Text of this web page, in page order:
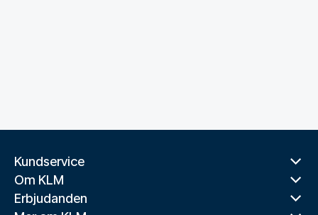
Kundservice
Om KLM
Erbjudanden